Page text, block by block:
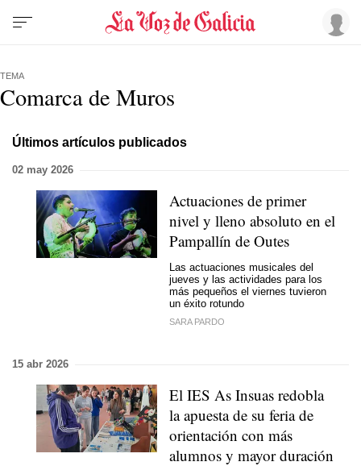
TEMA
Comarca de Muros
Últimos artículos publicados
02 may 2026
Actuaciones de primer
nivel y lleno absoluto en el
Pampallín de Outes
Las actuaciones musicales del
jueves y las actividades para los
más pequeños el viernes tuvieron
un éxito rotundo
SARA PARDO
15 abr 2026
El IES As Insuas redobla
la apuesta de su feria de
orientación con más
alumnos y mayor duración